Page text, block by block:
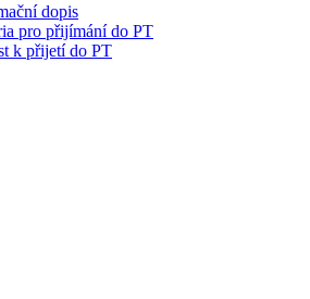
dopis
pro přijímání do PT
k přijetí do PT